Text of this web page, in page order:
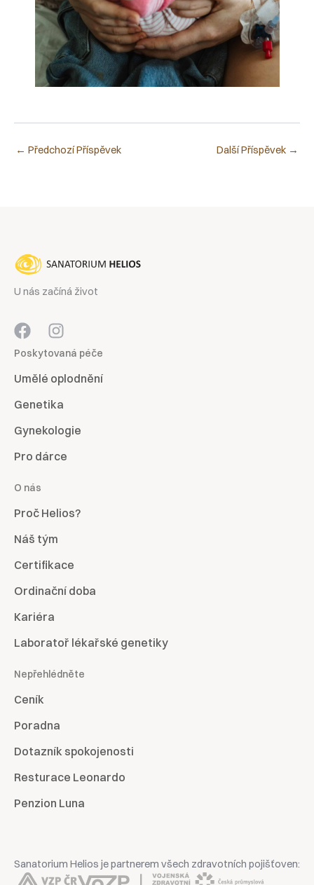
← Předchozí Příspěvek Další Příspěvek →
U nás začíná život
Poskytovaná péče
Umělé oplodnění
Genetika
Gynekologie
Pro dárce
O nás
Proč Helios?
Náš tým
Certifikace
Ordinační doba
Kariéra
Laboratoř lékařské genetiky
Nepřehlédněte
Ceník
Poradna
Dotazník spokojenosti
Resturace Leonardo
Penzion Luna
Sanatorium Helios je partnerem všech zdravotních pojišťoven: